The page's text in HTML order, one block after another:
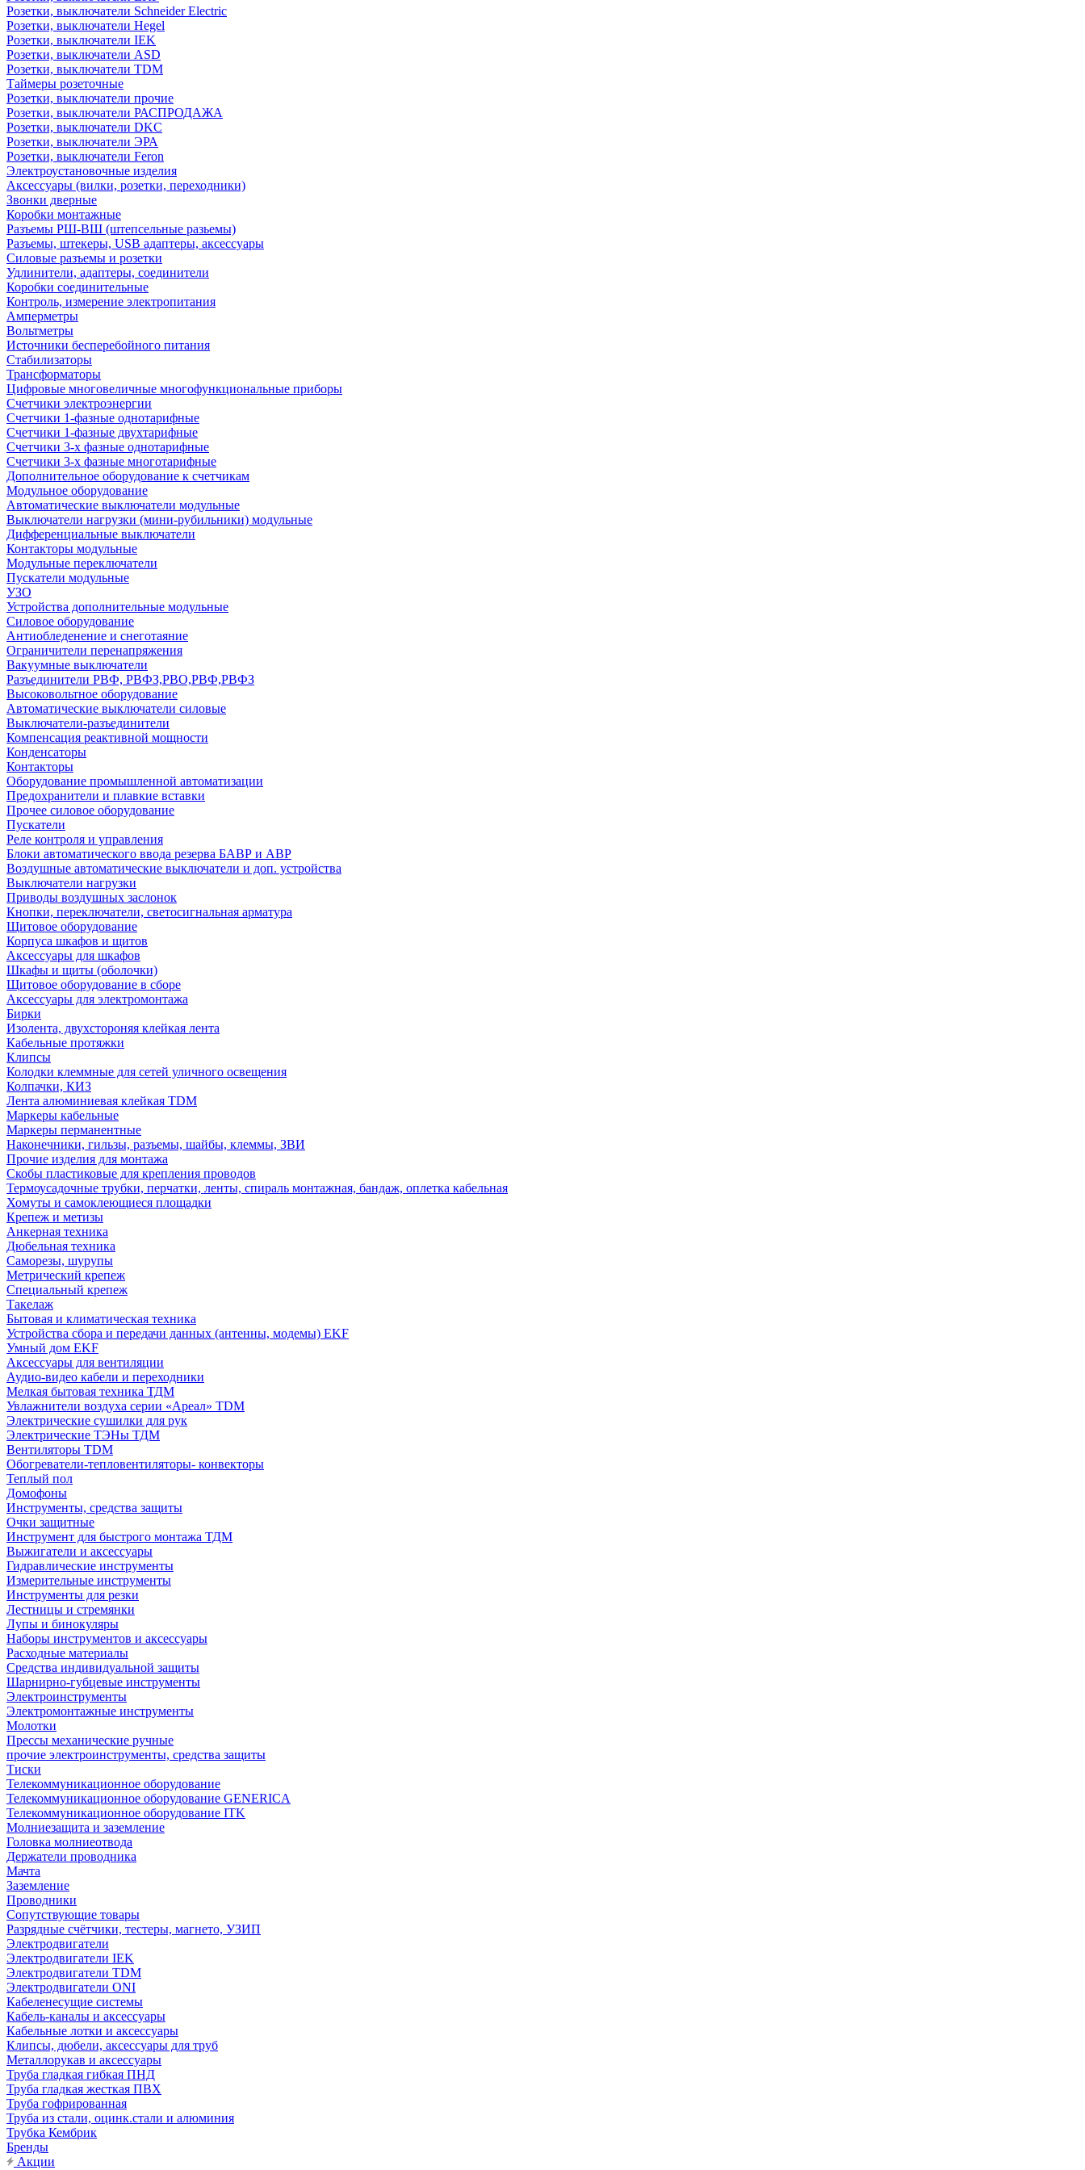
Розетки, выключатели Schneider Electric
Розетки, выключатели Hegel
Розетки, выключатели IEK
Розетки, выключатели ASD
Розетки, выключатели TDM
Таймеры розеточные
Розетки, выключатели прочие
Розетки, выключатели РАСПРОДАЖА
Розетки, выключатели DKC
Розетки, выключатели ЭРА
Розетки, выключатели Feron
Электроустановочные изделия
Аксессуары (вилки, розетки, переходники)
Звонки дверные
Коробки монтажные
Разъемы РШ-ВШ (штепсельные разьемы)
Разъемы, штекеры, USB адаптеры, аксессуары
Силовые разъемы и розетки
Удлинители, адаптеры, соединители
Коробки соединительные
Контроль, измерение электропитания
Амперметры
Вольтметры
Источники бесперебойного питания
Стабилизаторы
Трансформаторы
Цифровые многовеличные многофункциональные приборы
Счетчики электроэнергии
Счетчики 1-фазные однотарифные
Счетчики 1-фазные двухтарифные
Счетчики 3-х фазные однотарифные
Счетчики 3-х фазные многотарифные
Дополнительное оборудование к счетчикам
Модульное оборудование
Автоматические выключатели модульные
Выключатели нагрузки (мини-рубильники) модульные
Дифференциальные выключатели
Контакторы модульные
Модульные переключатели
Пускатели модульные
УЗО
Устройства дополнительные модульные
Силовое оборудование
Антиобледенение и снеготаяние
Ограничители перенапряжения
Вакуумные выключатели
Разъединители РВФ, РВФЗ,РВО,РВФ,РВФЗ
Высоковольтное оборудование
Автоматические выключатели cиловые
Выключатели-разъединители
Компенсация реактивной мощности
Конденсаторы
Контакторы
Оборудование промышленной автоматизации
Предохранители и плавкие вставки
Прочее силовое оборудование
Пускатели
Реле контроля и управления
Блоки автоматического ввода резерва БАВР и АВР
Воздушные автоматические выключатели и доп. устройства
Выключатели нагрузки
Приводы воздушных заслонок
Кнопки, переключатели, светосигнальная арматура
Щитовое оборудование
Корпуса шкафов и щитов
Аксессуары для шкафов
Шкафы и щиты (оболочки)
Щитовое оборудование в сборе
Аксессуары для электромонтажа
Бирки
Изолента, двухстороняя клейкая лента
Кабельные протяжки
Клипсы
Колодки клеммные для сетей уличного освещения
Колпачки, КИЗ
Лента алюминиевая клейкая TDM
Маркеры кабельные
Маркеры перманентные
Наконечники, гильзы, разъемы, шайбы, клеммы, ЗВИ
Прочие изделия для монтажа
Скобы пластиковые для крепления проводов
Термоусадочные трубки, перчатки, ленты, спираль монтажная, бандаж, оплетка кабельная
Хомуты и самоклеющиеся площадки
Крепеж и метизы
Анкерная техника
Дюбельная техника
Саморезы, шурупы
Метрический крепеж
Специальный крепеж
Такелаж
Бытовая и климатическая техника
Устройства сбора и передачи данных (антенны, модемы) EKF
Умный дом EKF
Аксессуары для вентиляции
Аудио-видео кабели и переходники
Мелкая бытовая техника ТДМ
Увлажнители воздуха серии «Ареал» TDM
Электрические сушилки для рук
Электрические ТЭНы ТДМ
Вентиляторы TDM
Обогреватели-тепловентиляторы- конвекторы
Теплый пол
Домофоны
Инструменты, средства защиты
Очки защитные
Инструмент для быстрого монтажа ТДМ
Выжигатели и аксессуары
Гидравлические инструменты
Измерительные инструменты
Инструменты для резки
Лестницы и стремянки
Лупы и бинокуляры
Наборы инструментов и аксессуары
Расходные материалы
Средства индивидуальной защиты
Шарнирно-губцевые инструменты
Электроинструменты
Электромонтажные инструменты
Молотки
Прессы механические ручные
прочие электроинструменты, средства защиты
Тиски
Телекоммуникационное оборудование
Телекоммуникационное оборудование GENERICA
Телекоммуникационное оборудование ITK
Молниезащита и заземление
Головка молниеотвода
Держатели проводника
Мачта
Заземление
Проводники
Сопутствующие товары
Разрядные счётчики, тестеры, магнето, УЗИП
Электродвигатели
Электродвигатели IEK
Электродвигатели TDM
Электродвигатели ONI
Кабеленесущие системы
Кабель-каналы и аксессуары
Кабельные лотки и аксессуары
Клипсы, дюбели, аксессуары для труб
Металлорукав и аксессуары
Труба гладкая гибкая ПНД
Труба гладкая жесткая ПВХ
Труба гофрированная
Труба из стали, оцинк.стали и алюминия
Трубка Кембрик
Бренды
Акции